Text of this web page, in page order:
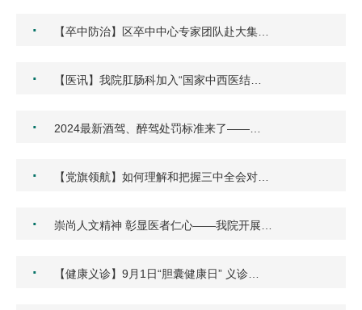
· 【卒中防治】区卒中中心专家团队赴大集…
· 【医讯】我院肛肠科加入“国家中西医结…
· 2024最新酒驾、醉驾处罚标准来了——…
· 【党旗领航】如何理解和把握三中全会对…
· 崇尚人文精神 彰显医者仁心——我院开展…
· 【健康义诊】9月1日“胆囊健康日” 义诊…